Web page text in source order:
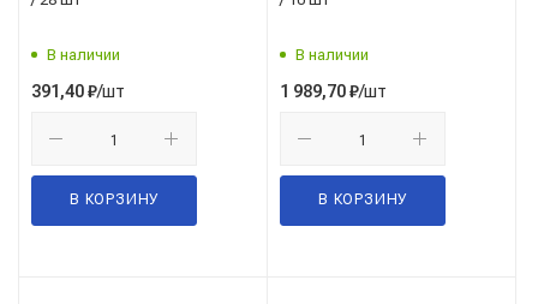
В наличии
391,40₽/шт
В КОРЗИНУ
В наличии
1 989,70₽/шт
В КОРЗИНУ